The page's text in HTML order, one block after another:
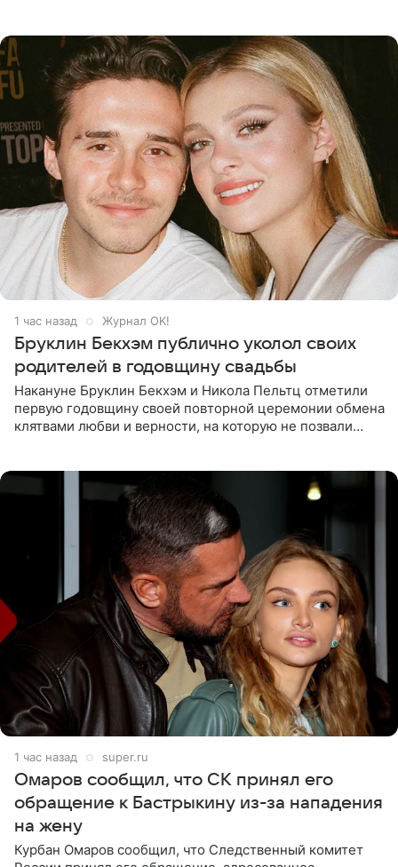
1 час назад Журнал OK!
Бруклин Бекхэм публично уколол своих
родителей в годовщину свадьбы
Накануне Бруклин Бекхэм и Никола Пельтц отметили
первую годовщину своей повторной церемонии обмена
клятвами любви и верности, на которую не позвали
1 час назад super.ru
Омаров сообщил, что СК принял его
обращение к Бастрыкину из-за нападения
на жену
Курбан Омаров сообщил, что Следственный комитет